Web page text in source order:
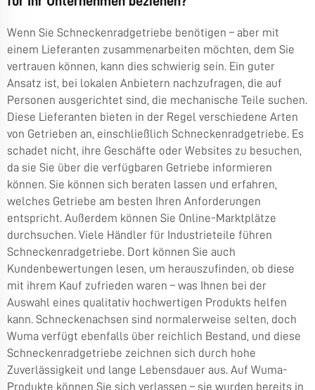
Wenn Sie Schneckenradgetriebe benötigen – aber mit
einem Lieferanten zusammenarbeiten möchten, dem Sie
vertrauen können, kann dies schwierig sein. Ein guter
Ansatz ist, bei lokalen Anbietern nachzufragen, die auf
Personen ausgerichtet sind, die mechanische Teile suchen.
Diese Lieferanten bieten in der Regel verschiedene Arten
von Getrieben an, einschließlich Schneckenradgetriebe. Es
schadet nicht, ihre Geschäfte oder Websites zu besuchen,
da sie Sie über die verfügbaren Getriebe informieren
können. Sie können sich beraten lassen und erfahren,
welches Getriebe am besten Ihren Anforderungen
entspricht. Außerdem können Sie Online-Marktplätze
durchsuchen. Viele Händler für Industrieteile führen
Schneckenradgetriebe. Dort können Sie auch
Kundenbewertungen lesen, um herauszufinden, ob diese
mit ihrem Kauf zufrieden waren – was Ihnen bei der
Auswahl eines qualitativ hochwertigen Produkts helfen
kann. Schneckenachsen sind normalerweise selten, doch
Wuma verfügt ebenfalls über reichlich Bestand, und diese
Schneckenradgetriebe zeichnen sich durch hohe
Zuverlässigkeit und lange Lebensdauer aus. Auf Wuma-
Produkte können Sie sich verlassen – sie wurden bereits in